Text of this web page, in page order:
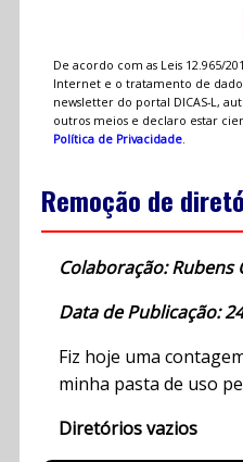
De acordo com as Leis 12.965/
Internet e o tratamento de
newsletter do portal DICAS-L,
outros meios e declaro estar
Política de Privacidade.
Remoção de
Colaboração: Rubens
Data de Publicação:
Fiz hoje uma
minha pasta de uso
Diretórios vazios